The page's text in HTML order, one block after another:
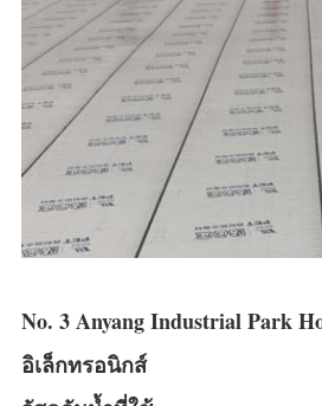
No. 3 Anyang Industrial Park
อิเล็กทรอนิกส์